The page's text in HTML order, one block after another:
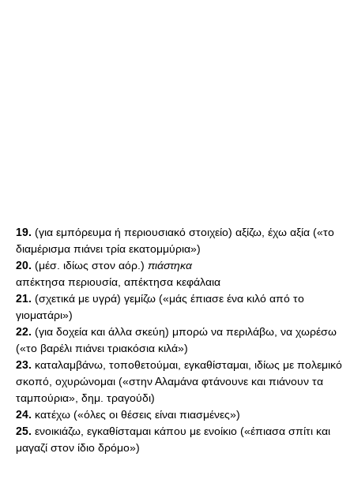
19. (για εμπόρευμα ή περιουσιακό στοιχείο) αξίζω, έχω αξία («το
διαμέρισμα πιάνει τρία εκατομμύρια»)
20. (μέσ. ιδίως στον αόρ.) πιάστηκα
απέκτησα περιουσία, απέκτησα κεφάλαια
21. (σχετικά με υγρά) γεμίζω («μάς έπιασε ένα κιλό από το
γιοματάρι»)
22. (για δοχεία και άλλα σκεύη) μπορώ να περιλάβω, να χωρέσω
(«το βαρέλι πιάνει τριακόσια κιλά»)
23. καταλαμβάνω, τοποθετούμαι, εγκαθίσταμαι, ιδίως με πολεμικό
σκοπό, οχυρώνομαι («στην Αλαμάνα φτάνουνε και πιάνουν τα
ταμπούρια», δημ. τραγούδι)
24. κατέχω («όλες οι θέσεις είναι πιασμένες»)
25. ενοικιάζω, εγκαθίσταμαι κάπου με ενοίκιο («έπιασα σπίτι και
μαγαζί στον ίδιο δρόμο»)